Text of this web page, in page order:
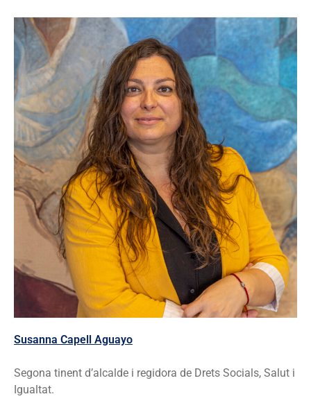
Susanna Capell Aguayo
Segona tinent d’alcalde i regidora de Drets Socials, Salut i
Igualtat.